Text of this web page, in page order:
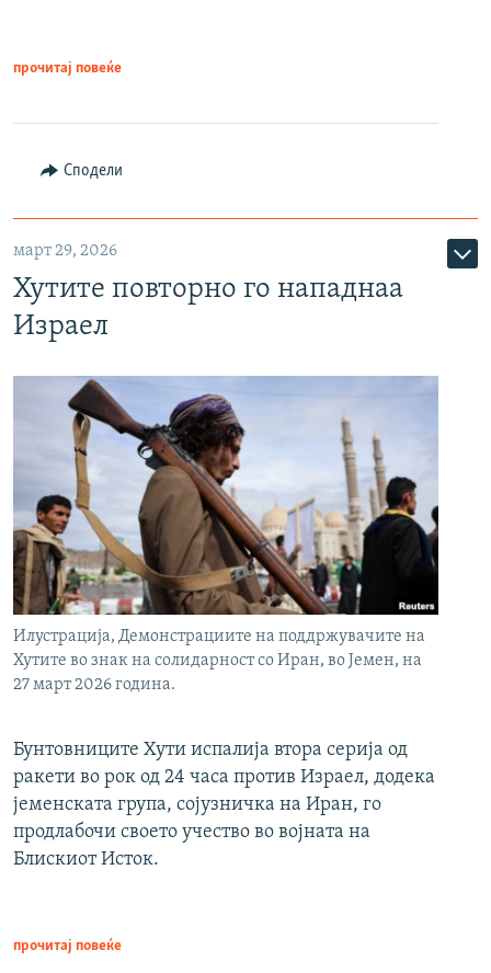
прочитај повеќе
Сподели
март 29, 2026
Хутите повторно го нападнаа
Израел
Илустрација, Демонстрациите на поддржувачите на
Хутите во знак на солидарност со Иран, во Јемен, на
27 март 2026 година.
Бунтовниците Хути испалија втора серија од
ракети во рок од 24 часа против Израел, додека
јеменската група, сојузничка на Иран, го
продлабочи своето учество во војната на
Блискиот Исток.
прочитај повеќе